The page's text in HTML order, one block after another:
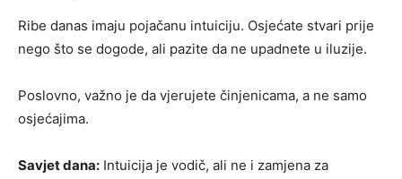
Ribe danas imaju pojačanu intuiciju. Osjećate stvari prije
nego što se dogode, ali pazite da ne upadnete u iluzije.
Poslovno, važno je da vjerujete činjenicama, a ne samo
osjećajima.
Savjet dana: Intuicija je vodič, ali ne i zamjena za